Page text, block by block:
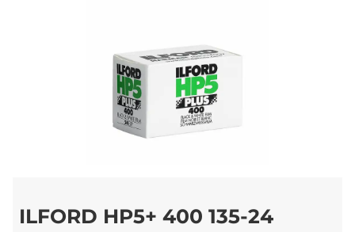
ILFORD HP5+ 400 135-24